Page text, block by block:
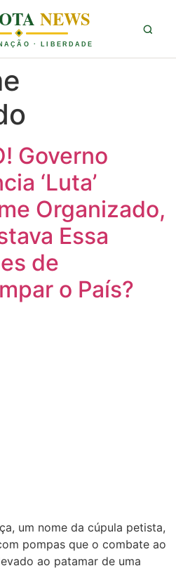
NEWS
· LIBERDADE
Governo
‘Luta’
Organizado,
Essa
de
o País?
um nome da cúpula petista,
pompas que o combate ao
ao patamar de uma